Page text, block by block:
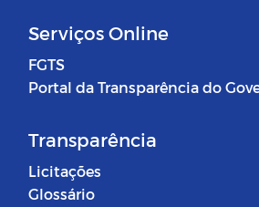
Serviços Online
FGTS
Portal da Transparência do
Transparência
Licitações
Glossário